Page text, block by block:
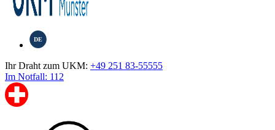
DE
Ihr Draht zum UKM: +49 251 83-55555
Im Notfall: 112